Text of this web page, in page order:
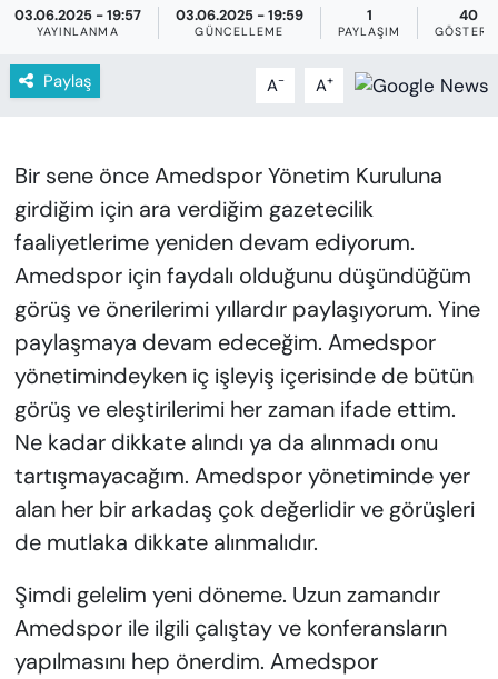
03.06.2025 - 19:57
YAYINLANMA
03.06.2025 - 19:59
GÜNCELLEME
1
PAYLAŞIM
40
Paylaş A- A+
Bir sene önce Amedspor Yönetim Kuruluna
girdiğim için ara verdiğim gazetecilik
faaliyetlerime yeniden devam ediyorum.
Amedspor için faydalı olduğunu düşündüğüm
görüş ve önerilerimi yıllardır paylaşıyorum. Yine
paylaşmaya devam edeceğim. Amedspor
yönetimindeyken iç işleyiş içerisinde de bütün
görüş ve eleştirilerimi her zaman ifade ettim.
Ne kadar dikkate alındı ya da alınmadı onu
tartışmayacağım. Amedspor yönetiminde yer
alan her bir arkadaş çok değerlidir ve görüşleri
de mutlaka dikkate alınmalıdır.
Şimdi gelelim yeni döneme. Uzun zamandır
Amedspor ile ilgili çalıştay ve konferansların
yapılmasını hep önerdim. Amedspor
KADIN
SAĞLIK
KÜLTÜR-SANAT
MAGAZİN
ÖZEL HABER
YAZAR KÖŞESİ
SİYASET
VAN VE DİYARBAKIR HABERLERİ